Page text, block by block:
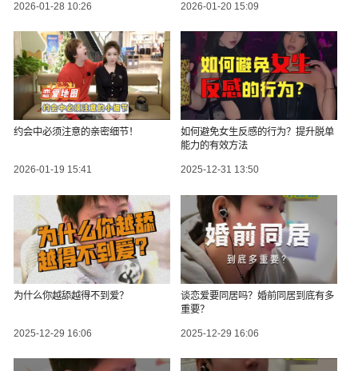
2026-01-28 10:26 2026-01-20 15:09
约会中必须注意的亲密细节！
2026-01-19 15:41
如何避免女生反感的行为？提升脱单
能力的有效方法
2025-12-31 13:50
为什么你越舔越得不到爱？
2025-12-29 16:06
谈恋爱要同居吗？婚前同居到底有多
重要？
2025-12-29 16:06